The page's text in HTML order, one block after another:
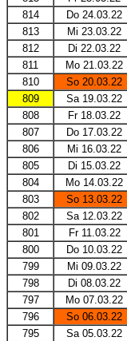
814
Do 24.03.22
813
Mi 23.03.22
812
Di 22.03.22
811
Mo 21.03.22
810
So 20.03.22
809
Sa 19.03.22
808
Fr 18.03.22
807
Do 17.03.22
806
Mi 16.03.22
805
Di 15.03.22
804
Mo 14.03.22
803
So 13.03.22
802
Sa 12.03.22
801
Fr 11.03.22
800
Do 10.03.22
799
Mi 09.03.22
798
Di 08.03.22
797
Mo 07.03.22
796
So 06.03.22
795
Sa 05.03.22